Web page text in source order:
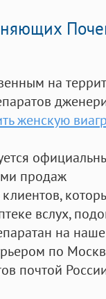
на
женскую
продаж
вслух,
на
по
почтой